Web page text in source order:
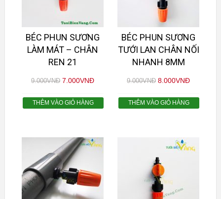
BÉC PHUN SƯƠNG
LÀM MÁT – CHÂN
REN 21
9.000VNĐ 7.000VNĐ
THÊM VÀO GIỎ HÀNG
BÉC PHUN SƯƠNG
TƯỚI LAN CHÂN NỐI
NHANH 8MM
9.000VNĐ 8.000VNĐ
THÊM VÀO GIỎ HÀNG